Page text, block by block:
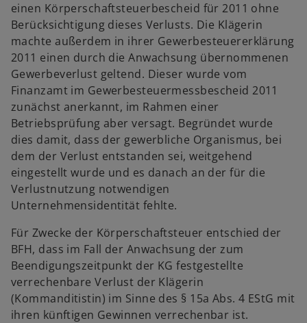
einen Körperschaftsteuerbescheid für 2011 ohne
Berücksichtigung dieses Verlusts. Die Klägerin
machte außerdem in ihrer Gewerbesteuererklärung
2011 einen durch die Anwachsung übernommenen
Gewerbeverlust geltend. Dieser wurde vom
Finanzamt im Gewerbesteuermessbescheid 2011
zunächst anerkannt, im Rahmen einer
Betriebsprüfung aber versagt. Begründet wurde
dies damit, dass der gewerbliche Organismus, bei
dem der Verlust entstanden sei, weitgehend
eingestellt wurde und es danach an der für die
Verlustnutzung notwendigen
Unternehmensidentität fehlte.
Für Zwecke der Körperschaftsteuer entschied der
BFH, dass im Fall der Anwachsung der zum
Beendigungszeitpunkt der KG festgestellte
verrechenbare Verlust der Klägerin
(Kommanditistin) im Sinne des § 15a Abs. 4 EStG mit
ihren künftigen Gewinnen verrechenbar ist.